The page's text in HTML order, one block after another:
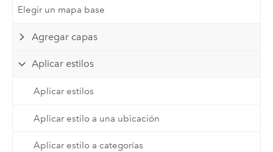
Elegir un mapa base
Agregar capas
Aplicar estilos
Aplicar estilos
Aplicar estilo a una ubicación
Aplicar estilo a categorías